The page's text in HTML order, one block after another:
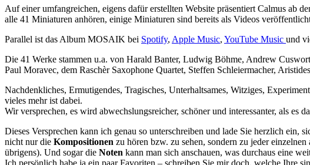
Auf einer umfangreichen, eigens dafür erstellten Website präsentiert Calmus
alle 41 Miniaturen anhören, einige Miniaturen sind bereits als Videos
Parallel ist das Album MOSAIK bei Spotify, Apple Music, YouTube Music und
Die 41 Werke stammen u.a. von Harald Banter, Ludwig Böhme, Andrew
Paul Moravec, dem Raschèr Saxophone Quartet, Steffen Schleiermacher,
Nachdenkliches, Ermutigendes, Tragisches, Unterhaltsames, Witziges,
vieles mehr ist dabei.
Wir versprechen, es wird abwechslungsreicher, schöner und interessanter, als es
Dieses Versprechen kann ich genau so unterschreiben und lade Sie herzlich ein,
nicht nur die Kompositionen zu hören bzw. zu sehen, sondern zu jeder
übrigens). Und sogar die Noten kann man sich anschauen, was durchaus eine